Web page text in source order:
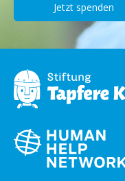
Jetzt spenden